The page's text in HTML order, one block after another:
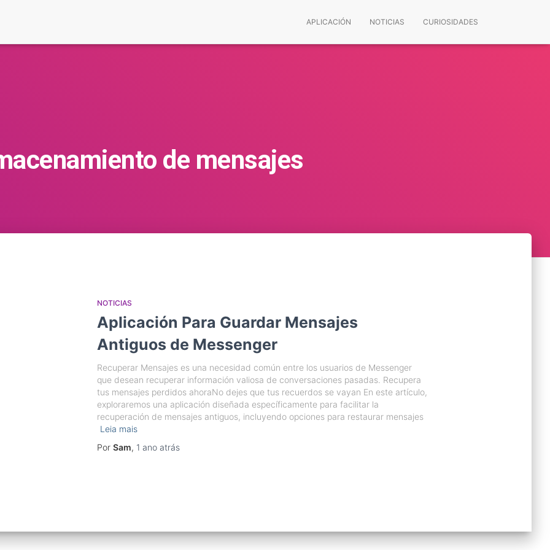
APLICACIÓN NOTICIAS CURIOSIDADES
de mensajes
NOTICIAS
Aplicación Para Guardar Mensajes
Antiguos de Messenger
Recuperar Mensajes es una necesidad común entre los usuarios de Messenger
que desean recuperar información valiosa de conversaciones pasadas. Recupera
tus mensajes perdidos ahoraNo dejes que tus recuerdos se vayan En este artículo,
exploraremos una aplicación diseñada específicamente para facilitar la
recuperación de mensajes antiguos, incluyendo opciones para restaurar mensajes
Leia mais
Por Sam, 1 anoatrás